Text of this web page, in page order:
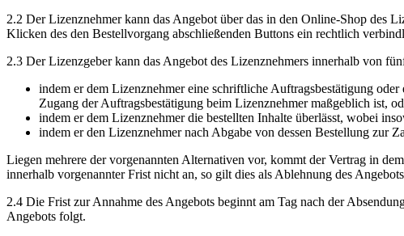
2.2 Der Lizenznehmer kann das Angebot über das in den Online-Shop des
Klicken des den Bestellvorgang abschließenden Buttons ein rechtlich
2.3 Der Lizenzgeber kann das Angebot des Lizenznehmers innerhalb von
indem er dem Lizenznehmer eine schriftliche Auftragsbestätigung
Zugang der Auftragsbestätigung beim Lizenznehmer maßgeblich ist,
indem er dem Lizenznehmer die bestellten Inhalte überlässt, wobei
indem er den Lizenznehmer nach Abgabe von dessen Bestellung zur
Liegen mehrere der vorgenannten Alternativen vor, kommt der Vertrag in
innerhalb vorgenannter Frist nicht an, so gilt dies als Ablehnung des
2.4 Die Frist zur Annahme des Angebots beginnt am Tag nach der
Angebots folgt.